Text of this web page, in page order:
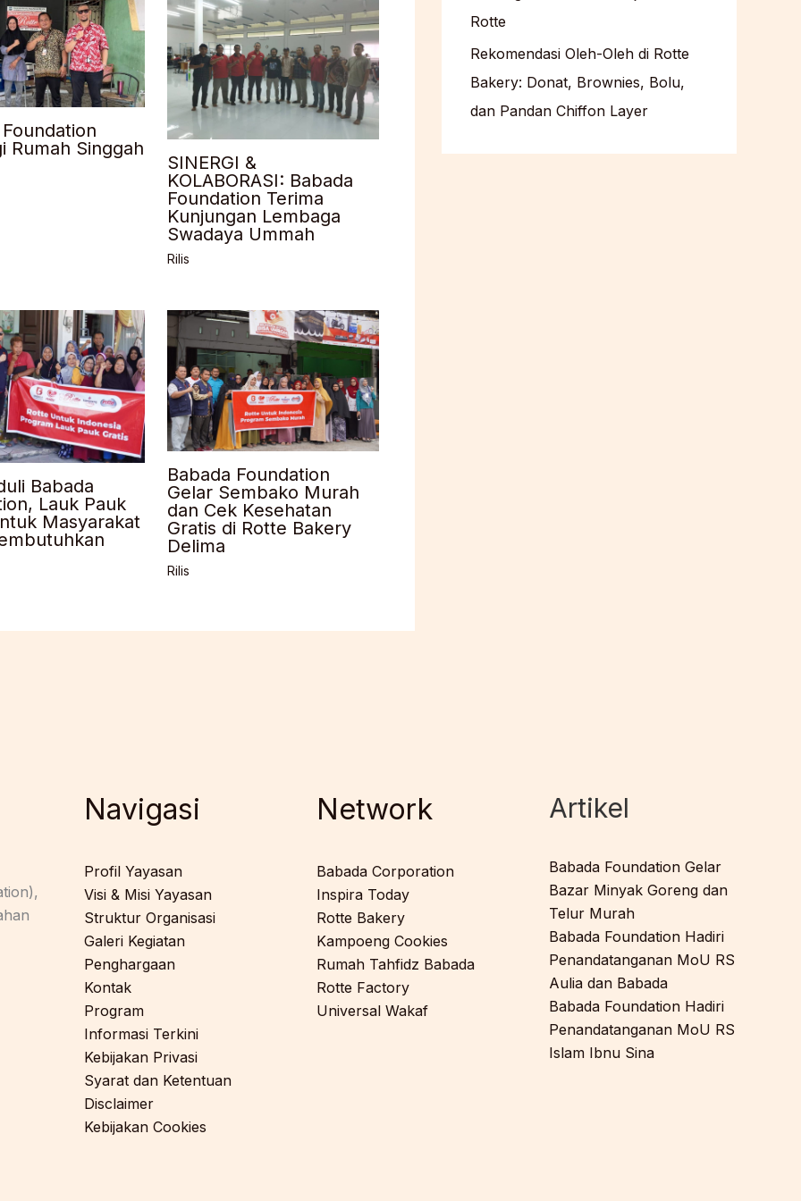
Rumah Singgah
SINERGI &
KOLABORASI: Babada
Foundation Terima
Kunjungan Lembaga
Swadaya Ummah
Rilis
Babada
Lauk Pauk
Masyarakat
Babada Foundation
Gelar Sembako Murah
dan Cek Kesehatan
Gratis di Rotte Bakery
Delima
Rilis
Rotte
Rekomendasi Oleh-Oleh di Rotte
Bakery: Donat, Brownies, Bolu,
dan Pandan Chiffon Layer
Navigasi
Profil Yayasan
Visi & Misi Yayasan
Struktur Organisasi
Galeri Kegiatan
Penghargaan
Kontak
Program
Informasi Terkini
Kebijakan Privasi
Syarat dan Ketentuan
Disclaimer
Kebijakan Cookies
Network
Babada Corporation
Inspira Today
Rotte Bakery
Kampoeng Cookies
Rumah Tahfidz Babada
Rotte Factory
Universal Wakaf
Artikel
Babada Foundation Gelar
Bazar Minyak Goreng dan
Telur Murah
Babada Foundation Hadiri
Penandatanganan MoU RS
Aulia dan Babada
Babada Foundation Hadiri
Penandatanganan MoU RS
Islam Ibnu Sina